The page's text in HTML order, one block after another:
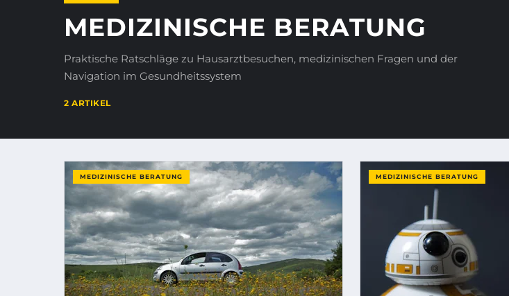
MEDIZINISCHE BERATUNG
Praktische Ratschläge zu Hausarztbesuchen, medizinischen Fragen und der
Navigation im Gesundheitssystem
2 ARTIKEL
MEDIZINISCHE BERATUNG MEDIZINISCHE BERATUNG